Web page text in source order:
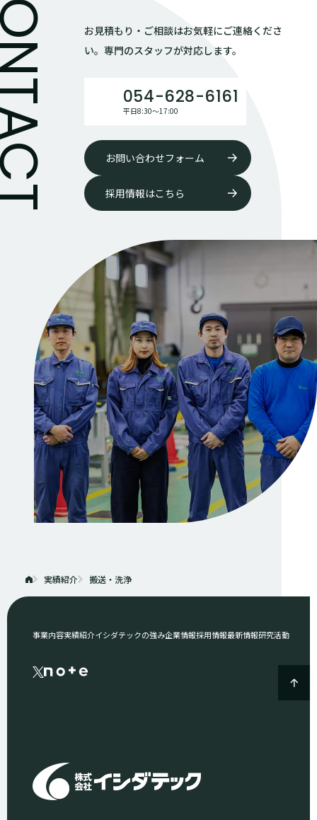
お見積もり・ご相談はお気軽にご連絡くださ
い。専門のスタッフが対応します。
054-628-6161
平日8:30〜17:00
お問い合わせフォーム
採用情報はこちら
実績紹介 搬送・洗浄
事業内容実績紹介イシダテックの強み企業情報採用情報最新情報研究活動